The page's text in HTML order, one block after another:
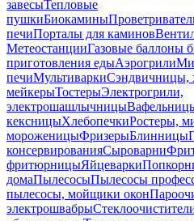
завесыТепловые
пушкиБиокамины
печиПорталы для каминов
МетеостанцииГазовые баллоны
приготовления едыАэрогрили
печиМультиваркиСэндвичницы,
мейкерыТостерыЭлектрогрили,
электрошашлычницы
кексницыХлебопечкиРостеры,
мороженицыФризерыБлинницы
консервированияСыроварни
фритюрницыЯйцеварки
домаПылесосыПылесосы
пылесосы, мойщики окон
электрошвабры